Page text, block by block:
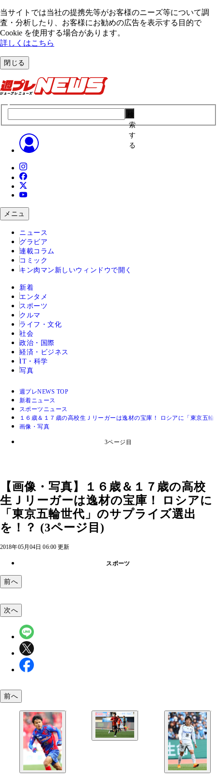
当サイトでは当社の提携先等がお客様のニーズ等について調
査・分析したり、お客様にお勧めの広告を表⽰する⽬的で
Cookie を使⽤する場合があります。
詳しくはこちら
閉じる
索
す
る
メニュ
ニュース
グラビア
連載コラム
コミック
キン肉マン 新しいウィンドウで開く
新着
エンタメ
スポーツ
クルマ
ライフ・文化
社会
政治・国際
経済・ビジネス
IT・科学
写真
週プレNEWS TOP
新着ニュース
スポーツニュース
１６歳＆１７歳の高校生Ｊリーガーは逸材の宝庫！ ロシアに「東京五
画像・写真
3ページ目
【画像・写真】１６歳＆１７歳の高校
生Ｊリーガーは逸材の宝庫！ ロシアに
「東京五輪世代」のサプライズ選出
を！？ (3ページ目)
2018年05月04日 06:00 更新
スポーツ
前へ
菅原由勢（名古屋グランパス） 今季、稲本潤一
コンサドーレ札幌）に次ぐ史上２番目の若さ（１
ヵ月２７日）でＪ１開幕戦に先発出場。ここまで
次へ
前へ